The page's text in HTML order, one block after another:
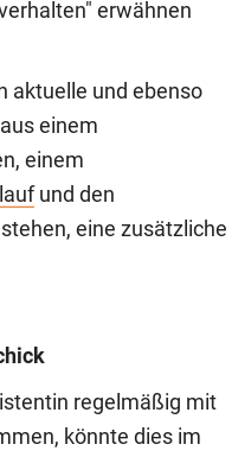
erwähnen
aktuelle und ebenso
einem
einem
und den
eine zusätzliche
regelmäßig mit
könnte dies im